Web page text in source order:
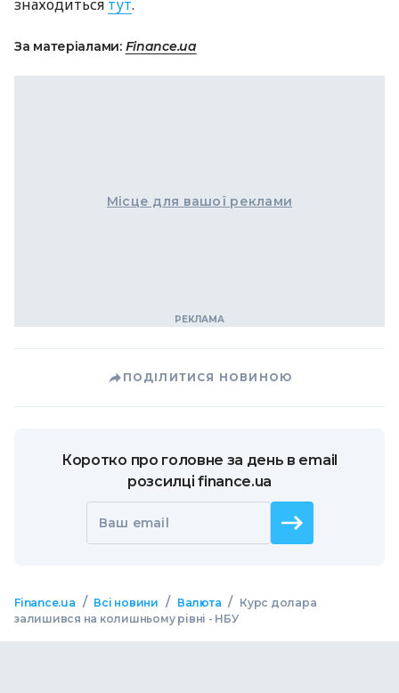
знаходиться тут.
За матеріалами: Finance.ua
Місце для вашої реклами
ПОДІЛИТИСЯ НОВИНОЮ
Коротко про головне за день в email
розсилці finance.ua
Ваш email
Finance.ua / Всі новини / Валюта / Курс долара
залишився на колишньому рівні - НБУ